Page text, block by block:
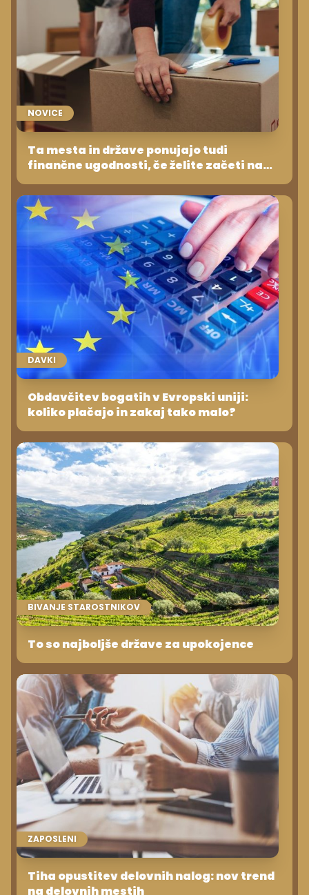
NOVICE
Ta mesta in države ponujajo tudi
finančne ugodnosti, če želite začeti na
DAVKI
Obdavčitev bogatih v Evropski uniji:
koliko plačajo in zakaj tako malo?
BIVANJE STAROSTNIKOV
To so najboljše države za upokojence
ZAPOSLENI
Tiha opustitev delovnih nalog: nov trend
na delovnih mestih